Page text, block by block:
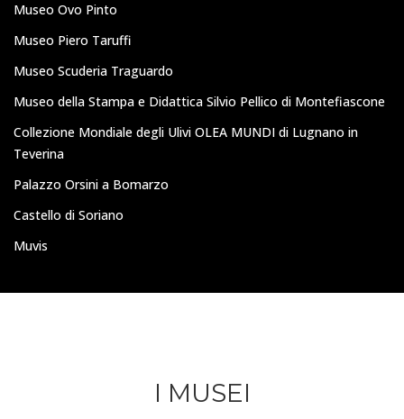
Museo Ovo Pinto
Museo Piero Taruffi
Museo Scuderia Traguardo
Museo della Stampa e Didattica Silvio Pellico di Montefiascone
Collezione Mondiale degli Ulivi OLEA MUNDI di Lugnano in
Teverina
Palazzo Orsini a Bomarzo
Castello di Soriano
Muvis
I MUSEI